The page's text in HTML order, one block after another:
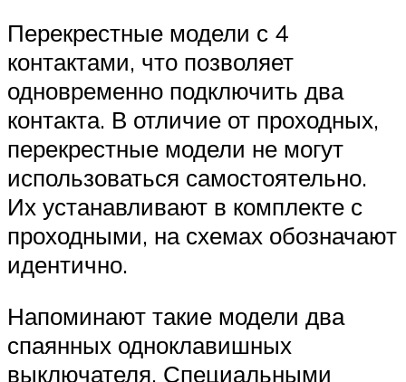
Перекрестные модели с 4
контактами, что позволяет
одновременно подключить два
контакта. В отличие от проходных,
перекрестные модели не могут
использоваться самостоятельно.
Их устанавливают в комплекте с
проходными, на схемах обозначают
идентично.
Напоминают такие модели два
спаянных одноклавишных
выключателя. Специальными